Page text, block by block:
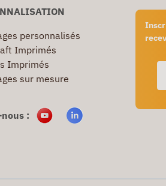
personnalisés
Imprimés
Imprimés
sur mesure
: